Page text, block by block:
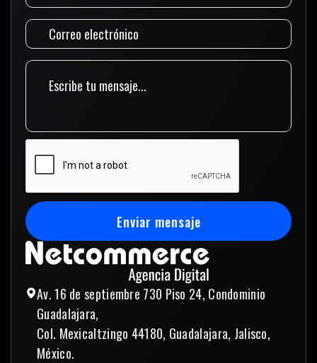
Av. 16 de septiembre 730 Piso 24, Condominio
Guadalajara,
Col. Mexicaltzingo 44180, Guadalajara, Jalisco,
México.
Enviar mensaje
Enviar mensaje